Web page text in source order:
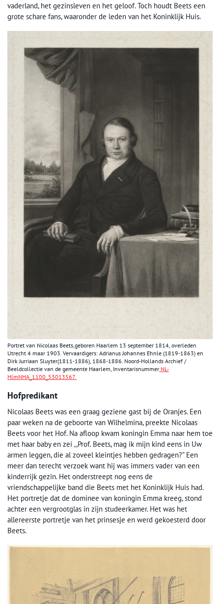
vaderland, het gezinsleven en het geloof. Toch houdt Beets een
grote schare fans, waaronder de leden van het Koninklijk Huis.
Portret van Nicolaas Beets,geboren Haarlem 13 september 1814, overleden
Utrecht 4 maar 1903. Vervaardigers: Adrianus Johannes Ehnle (1819-1863) en
Dirk Jurriaan Sluyter(1811-1886), 1868-1886. Noord-Hollands Archief /
Beeldcollectie van de gemeente Haarlem, Inventarisnummer NL-
HlmNHA_1100_53013567.
Hofpredikant
Nicolaas Beets was een graag geziene gast bij de Oranjes. Een
paar weken na de geboorte van Wilhelmina, preekte Nicolaas
Beets voor het Hof. Na afloop kwam koningin Emma naar hem toe
met haar baby en zei ,,Prof. Beets, mag ik mijn kind eens in Uw
armen leggen, die al zoveel kleintjes hebben gedragen?” Een
meer dan terecht verzoek want hij was immers vader van een
kinderrijk gezin. Het onderstreept nog eens de
vriendschappelijke band die Beets met het Koninklijk Huis had.
Het portretje dat de dominee van koningin Emma kreeg, stond
achter een vergrootglas in zijn studeerkamer. Het was het
allereerste portretje van het prinsesje en werd gekoesterd door
Beets.